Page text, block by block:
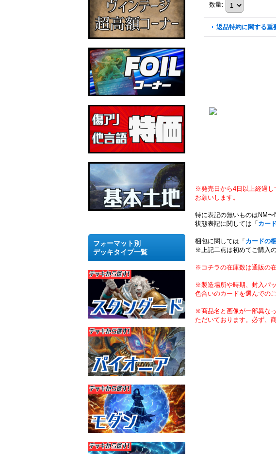
フォーマット別
デッキタイプ一覧
数量:
返品特約に関する重
※発売日から4日以上経過し
お願いします。
特に表記の無いものはNM〜
状態表記に関しては「 カー
梱包に関しては「 カードの
※上記二点は初めてご購入
※コチラの在庫数は通販の
※製造場所や時期、封入パ
色合いのカードを選んでの
※商品名と画像が一部異な
ただいております。必ず、